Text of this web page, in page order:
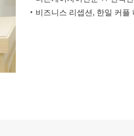
・비즈니스 리셉션, 한일 커